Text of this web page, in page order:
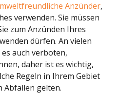
Anzünder,
verwenden. Sie müssen
zum Anzünden Ihres
dürfen. An vielen
auch verboten,
daher ist es wichtig,
Regeln in Ihrem Gebiet
Abfällen gelten.